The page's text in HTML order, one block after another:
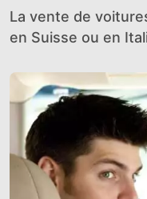
La vente de voitures neuves en Belgique comme
en Suisse ou en